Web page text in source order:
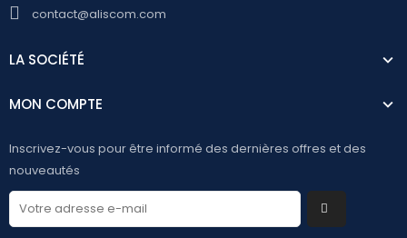
contact@aliscom.com
LA SOCIÉTÉ
MON COMPTE
Inscrivez-vous pour être informé des dernières offres et des
nouveautés